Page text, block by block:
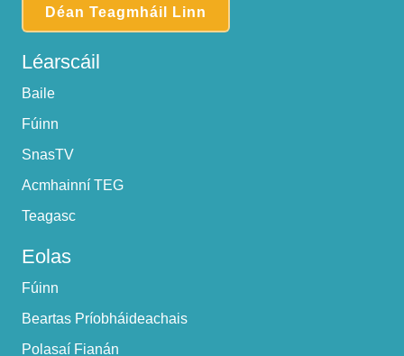
Déan Teagmháil Linn
Léarscáil
Baile
Fúinn
SnasTV
Acmhainní TEG
Teagasc
Eolas
Fúinn
Beartas Príobháideachais
Polasaí Fianán